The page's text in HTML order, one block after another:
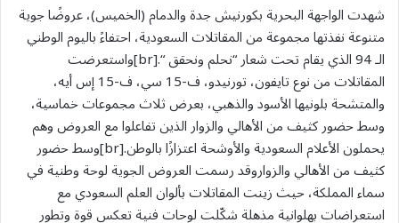
شهدت الواجهة البحرية بكورنيش جدة والدمام (الخميس)، عروضًا جوية
متنوعة نفذتها مجموعة من المقاتلات السعودية، احتفاءً باليوم الوطني
الـ 94 الذي يقام تحت شعار “نحلم ونحقق “.[br]واستعرضت
المقاتلات من نوع تايفون، تورنيدو، ف-15 سي، ف-15 إس أيه،
والمتشحة بلونيها الأسود والذهبي، بعرض ثلاث مجموعات خماسية،
وسط حضور كثيف من الأهالي والزوار الذين تفاعلوا مع العروض وهم
يحملون الأعلام السعودية والأوشحة اعتزازًا بالوطن.[br]وسط حضور
كثيف من الأهالي والزواروقد رسمت العروض الجوية لوحة وطنية في
سماء المملكة، حيث زينت المقاتلات بألوان العلم السعودي مع
استعراضات بهلوانية مذهلة شكّلت لوحات فنية تعكس قوة وتطور